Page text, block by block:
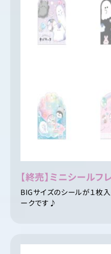
【終売】ミニシールフ
BIGサイズのシールが１枚
ークです♪